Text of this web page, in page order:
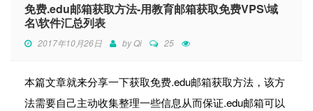
免费.edu邮箱获取方法-用教育邮箱获取免费VPS\域
名\软件汇总列表
2017年10月26日 byQi 25
本篇文章就来分享一下获取免费.edu邮箱获取方法，该方
法需要自己主动收集整理一些信息从而保证.edu邮箱可以